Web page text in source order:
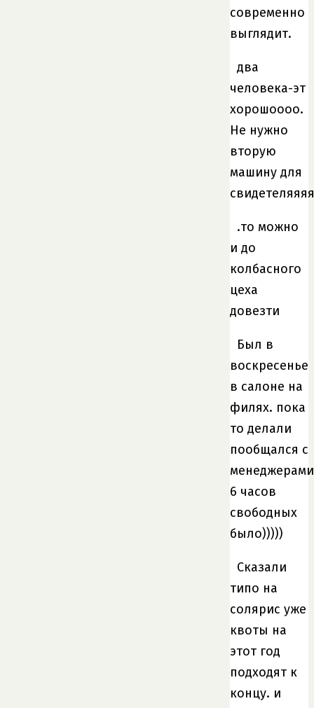
современно
выглядит.
два
человека-эт
хорошоооо.
Не нужно
вторую
машину для
.то можно
и до
колбасного
цеха
довезти
Был в
воскресенье
в салоне на
филях. пока
то делали
пообщался с
6 часов
свободных
было)))))
Сказали
типо на
солярис уже
квоты на
этот год
подходят к
концу. и